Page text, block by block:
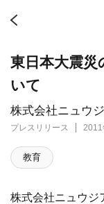
株式会社ニュウ
プレスリリース 2011
東日本大震災
いて
教育
株式会社ニュウジ